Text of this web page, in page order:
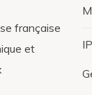
française
et